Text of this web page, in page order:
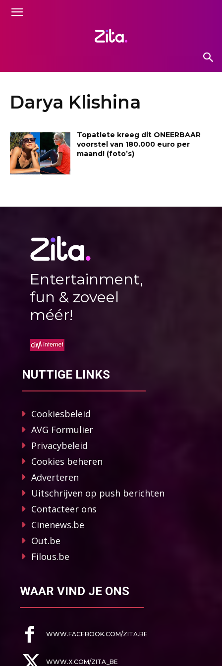
Darya Klishina
Topatlete kreeg dit ONEERBAAR
voorstel van 180.000 euro per
maand! (foto’s)
Entertainment,
fun & zoveel
méér!
NUTTIGE LINKS
Cookiesbeleid
AVG Formulier
Privacybeleid
Cookies beheren
Adverteren
Uitschrijven op push berichten
Contacteer ons
Cinenews.be
Out.be
Filous.be
WAAR VIND JE ONS
WWW.FACEBOOK.COM/ZITA.BE
WWW.X.COM/ZITA_BE